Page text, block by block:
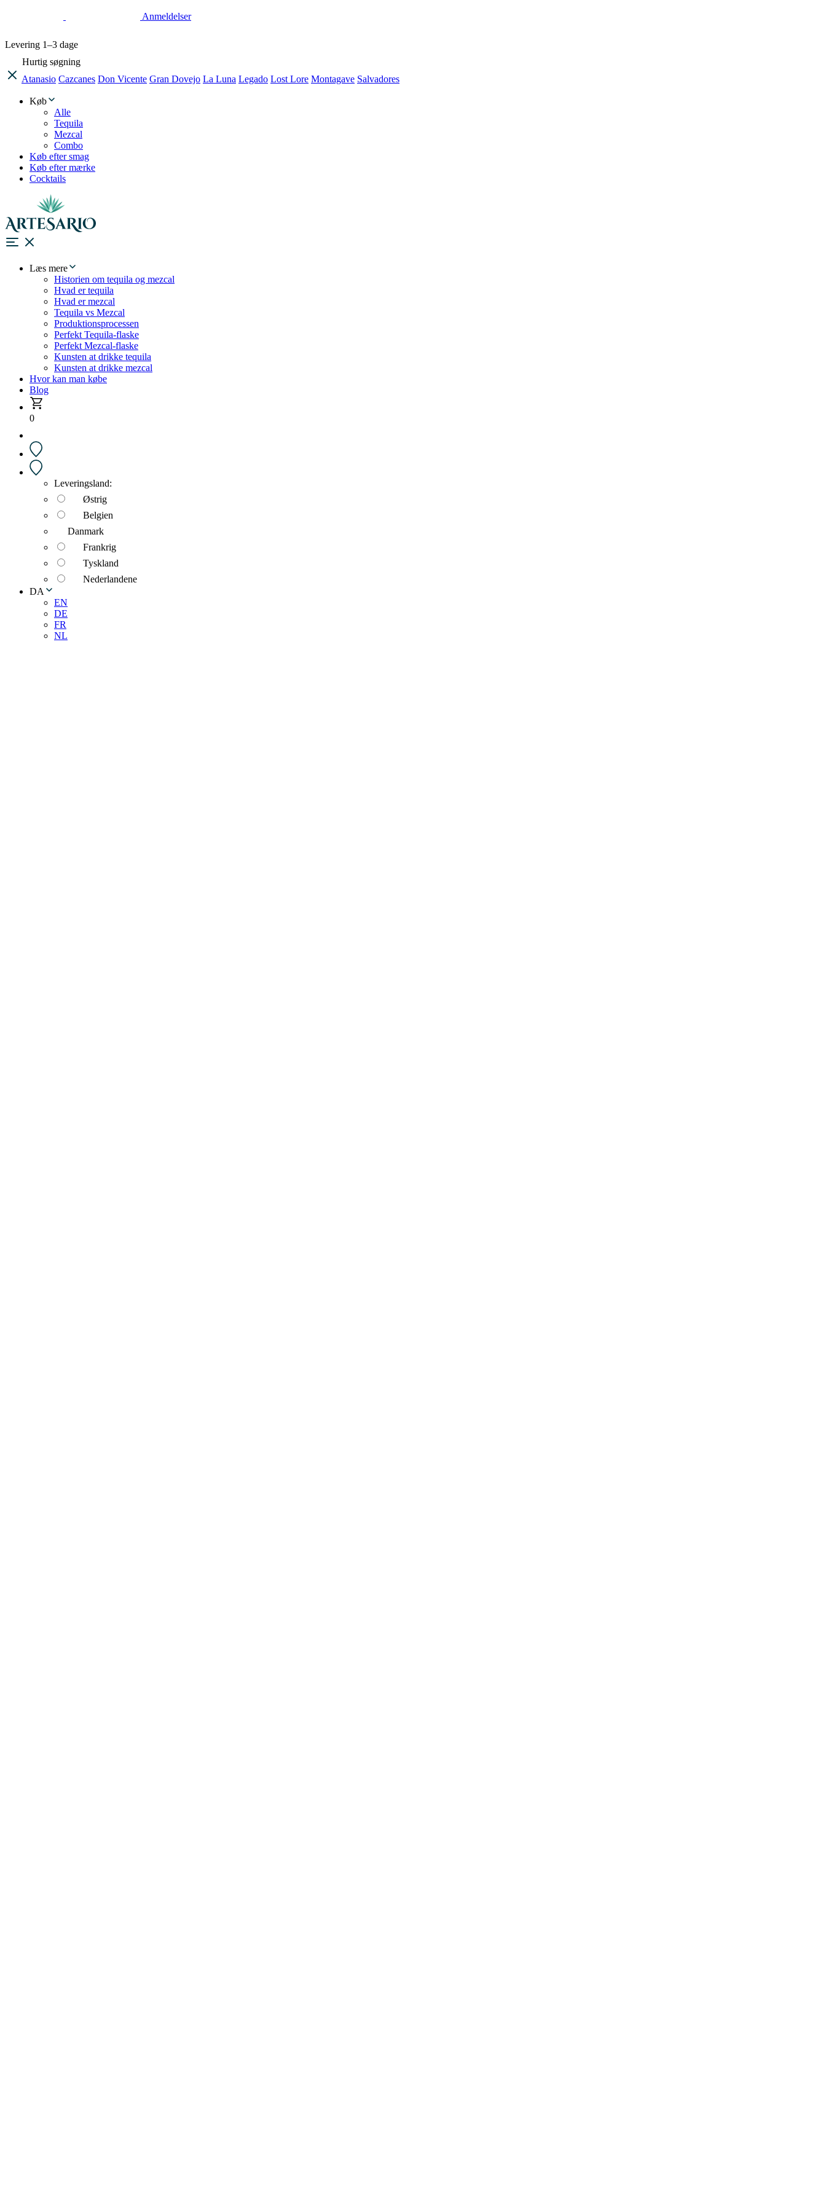
Anmeldelser
Levering 1–3 dage
Hurtig søgning
Atanasio Cazcanes Don Vicente Gran Dovejo La Luna Legado Lost Lore Montagave Salvadores
Køb
Alle
Tequila
Mezcal
Combo
Køb efter smag
Køb efter mærke
Cocktails
Læs mere
Historien om tequila og mezcal
Hvad er tequila
Hvad er mezcal
Tequila vs Mezcal
Produktionsprocessen
Perfekt Tequila-flaske
Perfekt Mezcal-flaske
Kunsten at drikke tequila
Kunsten at drikke mezcal
Hvor kan man købe
Blog
0
Leveringsland:
Østrig
Belgien
Danmark
Frankrig
Tyskland
Nederlandene
DA
EN
DE
FR
NL